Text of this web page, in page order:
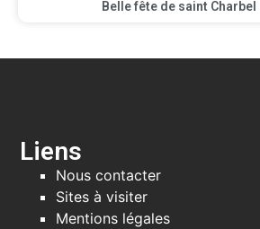
Belle fête de saint Charbel
Liens
Nous contacter
Sites à visiter
Mentions légales